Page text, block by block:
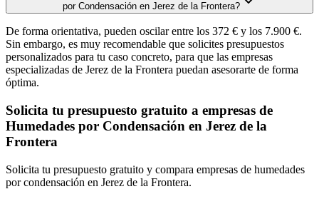
por Condensación en Jerez de la Frontera?
De forma orientativa, pueden oscilar entre los 372 € y los 7.900 €.
Sin embargo, es muy recomendable que solicites presupuestos
personalizados para tu caso concreto, para que las empresas
especializadas de Jerez de la Frontera puedan asesorarte de forma
óptima.
Solicita tu presupuesto gratuito a empresas de
Humedades por Condensación en Jerez de la
Frontera
Solicita tu presupuesto gratuito y compara empresas de humedades
por condensación en Jerez de la Frontera.